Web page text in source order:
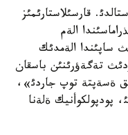
قارسئلاستارئمئز
الةم
ساپئندا الةمدئك
تةگةؤرئنئن باسقان
ةسةپتة توپ جاردئ»،
پودپولكوأنيك ةلةنا